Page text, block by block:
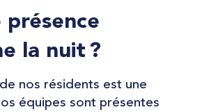
présence
la nuit ?
nos résidents est une
équipes sont présentes